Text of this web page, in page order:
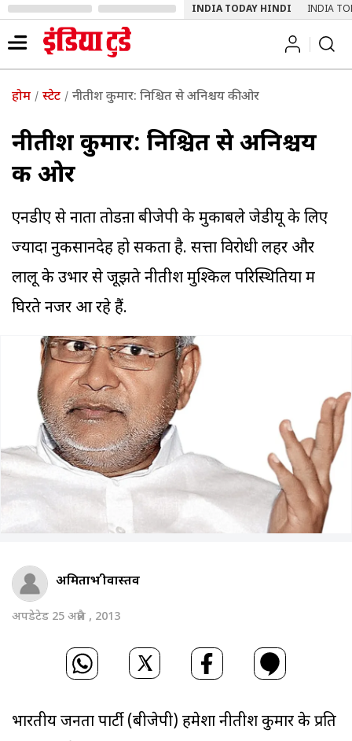
INDIA TODAY HINDI INDIA
होम स्टेट नीतीश कुमार: निश्चित से अनिश्चय की ओर
नीतीश कुमार: निश्चित से अनिश्चय
की ओर
एनडीए से नाता तोडऩा बीजेपी के मुकाबले जेडीयू के लिए
ज्यादा नुकसानदेह हो सकता है. सत्ता विरोधी लहर और
लालू के उभार से जूझते नीतीश मुश्किल परिस्थितियों में
घिरते नजर आ रहे हैं.
अमिताभ श्रीवास्तव
अपडेटेड 25 अप्रैल , 2013
भारतीय जनता पार्टी (बीजेपी) हमेशा नीतीश कुमार के प्रति